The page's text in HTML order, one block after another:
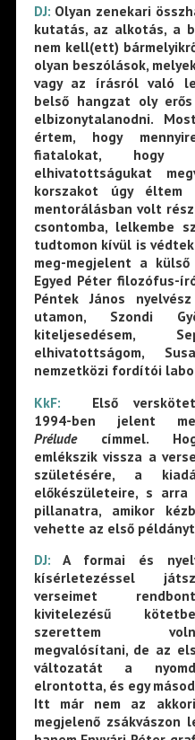
DJ: Olyan zenekari
kutatás, az alkotás, a
nem kell(ett)
olyan beszólások,
vagy az írásról való
belső hangzat oly
elbizonytalanodni.
értem, hogy
fiatalokat, hogy
elhivatottságukat
korszakot úgy éltem
mentorálásban volt
csontomba, lelkembe
tudtomon kívül is
meg-megjelent a
Egyed Péter filozófus-
Péntek János
utamon, Szondi
kiteljesedésem,
elhivatottságom,
nemzetközi fordítói
KkF:
Első
1994-ben jelent
Préludecímmel.
emlékszik vissza a
születésére, a
előkészületeire, s arra
pillanatra, amikor
vehette az első
DJ:A formai és
kísérletezéssel
verseimet
kivitelezésű
szerettem
megvalósítani, de az
változatát a
elrontotta, és egy
Itt már nem az
megjelenő